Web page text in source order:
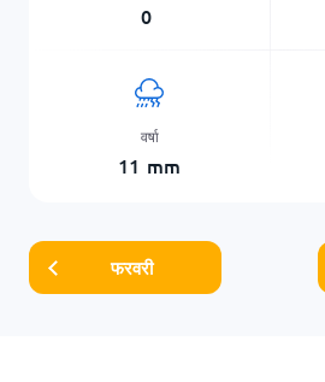
0
वर्षा
11 mm
फरवरी